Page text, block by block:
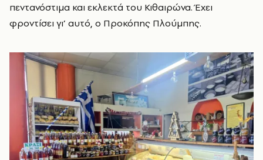
πεντανόστιμα και εκλεκτά του Κιθαιρώνα. Έχει
φροντίσει γι’ αυτό, ο Προκόπης Πλούμπης.